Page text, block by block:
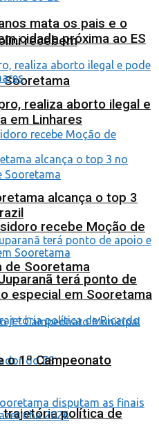
recebem
Sooretama
recebe Moção de
de Sooretama
trajetória política de
mata os pais e o
cidade próxima ao ES
realiza aborto ilegal e
em Linhares
alcança o top 3
terá ponto de
especial em Sooretama
o 1º Campeonato